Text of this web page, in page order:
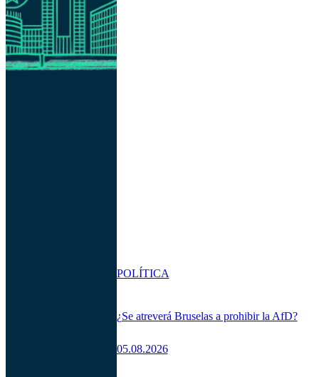
¿Se atreverá Bruselas a prohibir la AfD?
05.08.2026
POLÍTICA